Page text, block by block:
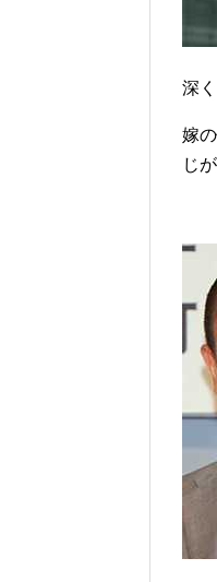
深
嫁
じ